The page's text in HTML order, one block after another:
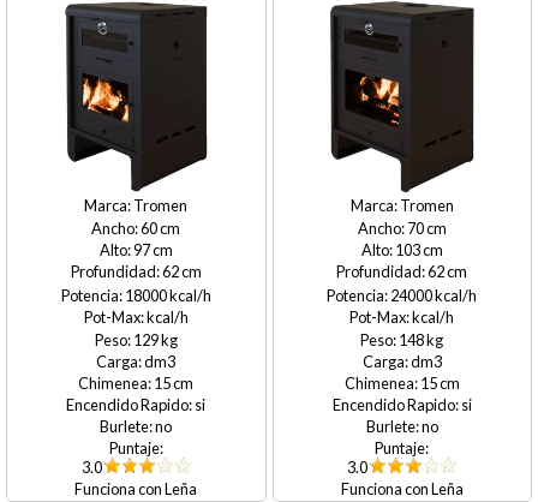
Tromen
60
97
62
18000
129
15
si
no
3.0
Leña
Tromen
70
103
62
24000
148
15
si
no
3.0
Leña